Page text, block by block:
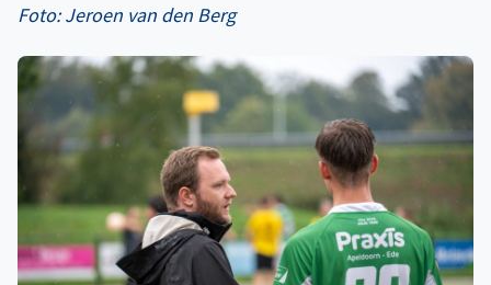
Foto: Jeroen van den Berg